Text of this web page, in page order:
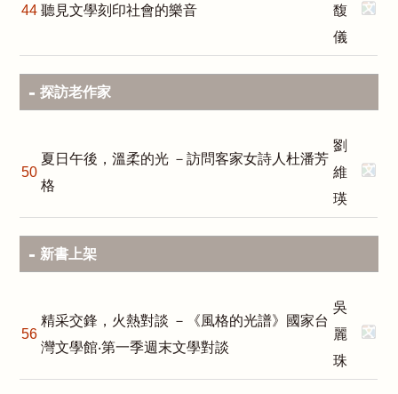
44 聽見文學刻印社會的樂音
馥
儀
探訪老作家
50
夏日午後，溫柔的光 －訪問客家女詩人杜潘芳
格
劉
維
瑛
新書上架
56
精采交鋒，火熱對談 －《風格的光譜》國家台
灣文學館‧第一季週末文學對談
吳
麗
珠